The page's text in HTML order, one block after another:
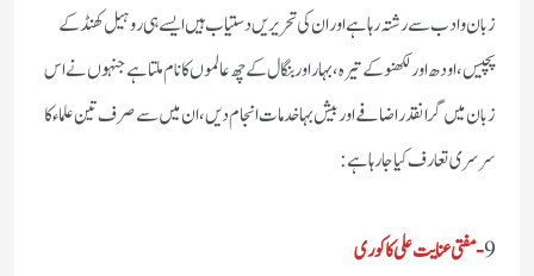
زبان و ادب سے رشتہ رہا ہے اور ان کی تحریریں دستیاب ہیں ایسے ہی روہیل کھنڈ کے
پچیس، اودھ اور لکھنو کے تیرہ، بہار اور بنگال کے چھ عالموں کا نام ملتا ہے جنہوں نے اس
زبان میں گرانقدر اضافے اور بیش بہا خدمات انجام دیں، ان میں سے صرف تین علماء کا
سرسری تعارف کیا جا رہا ہے:
9-مفتی عنایت علی کاکوری